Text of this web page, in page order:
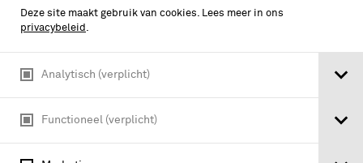
Deze site maakt gebruik van cookies. Lees meer in ons
privacybeleid .
Analytisch (verplicht)
Functioneel (verplicht)
Onderdeel van Stichting Koninklijke Defensiemusea,